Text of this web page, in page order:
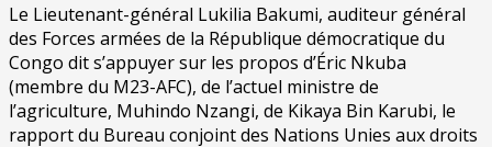
Le Lieutenant-général Lukilia Bakumi, auditeur général
des Forces armées de la République démocratique du
Congo dit s’appuyer sur les propos d’Éric Nkuba
(membre du M23-AFC), de l’actuel ministre de
l’agriculture, Muhindo Nzangi, de Kikaya Bin Karubi, le
rapport du Bureau conjoint des Nations Unies aux droits